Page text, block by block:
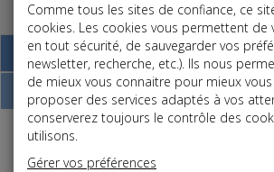
Base documentaire
Dépêches
Liste des dernières dépêches
Comme tous les sites de confiance, ce
cookies. Les cookies vous permettent de
en tout sécurité, de sauvegarder vos
newsletter, recherche, etc.). Ils nous
de mieux vous connaitre pour mieux
proposer des services adaptés à vos
conserverez toujours le contrôle des
utilisons.
Gérer vos préférences